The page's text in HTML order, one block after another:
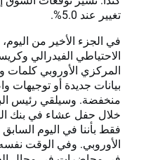
تغيير عند 5.0%.
في الجزء الأخير من
الاحتياطي الفيدرالي
المركزي الأوروبي
بيانات جديدة أو
منخفضة. وسيلقي رئيس
خلال حفل عشاء في بنك
فقط بأننا في اليوم
الأوروبي. وفي الوقت